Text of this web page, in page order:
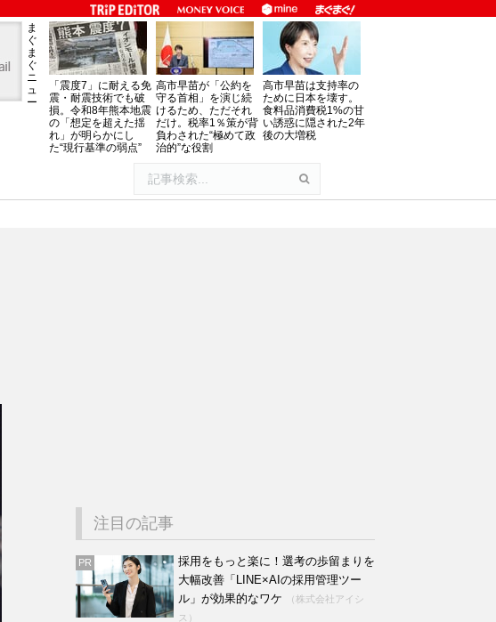
ま
ぐ
ま
ぐ
ニ
ュ
ー
「震度7」に耐える免
震・耐震技術でも破
損。令和8年熊本地震
の「想定を超えた揺
れ」が明らかにし
た“現行基準の弱点”
高市早苗が「公約を
守る首相」を演じ続
けるため、ただそれ
だけ。税率1％策が背
負わされた“極めて政
治的”な役割
高市早苗は支持率の
ために日本を壊す。
食料品消費税1%の甘
い誘惑に隠された2年
後の大増税
注目の記事
PR
採用をもっと楽に！選考の歩留まりを
大幅改善「LINE×AIの採用管理ツー
ル」が効果的なワケ
（株式会社アイシ
ス）